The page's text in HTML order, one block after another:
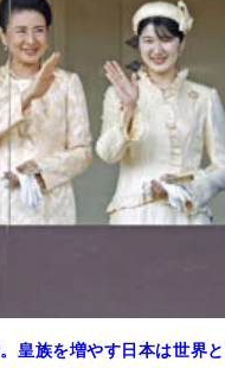
皇族を増やす日本は世界と